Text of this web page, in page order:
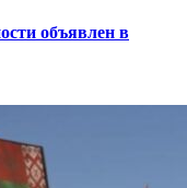
объявлен в